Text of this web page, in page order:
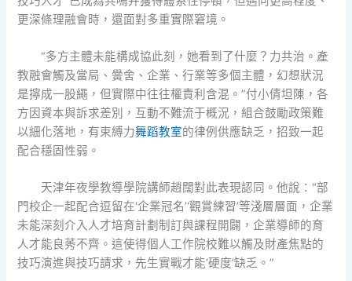
更深條理融會時，還面對多重實際窘境。
“多方主體未能構成協此刻，她看到了什麼？力共治。產
教融會觸及當局、黌舍、企業、行業等多個主體，幻想狀況
是擰成一股繩，但實際中往往權責利含混。”付小倩坦陳，各
方因資本與訴求差別，互動不難流于概況，組合鼓勵政策難
以細化落地，有束縛力舞蹈教室的律例供應缺乏，招致一起
配合穩固性弱。
天津年夜學教導學院講師趙闊對此表現認同。他說：“部
門校企一起配合逗留在‘企業冠名’‘觀賞練習’等淺層層面，企業
未能深刻介入人才培育計劃制訂與課程開闢，企業導師的育
人才能良莠不齊。這使得個人工作院校難以觸及財產焦點的
技巧演進與技巧請求，先生實戰才能‘硬度’缺乏。”